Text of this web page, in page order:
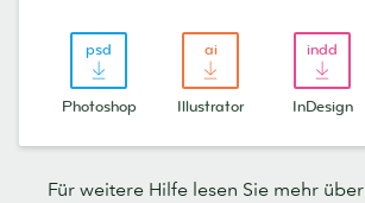
Photoshop Illustrator InDesign
Für weitere Hilfe lesen Sie mehr über